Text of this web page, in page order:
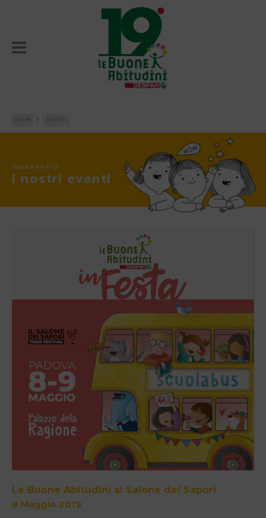
HOME »
CALENDARIO
i nostri eventi
Le Buone Abitudini al Salone dei Sapori
8 Maggio 2019